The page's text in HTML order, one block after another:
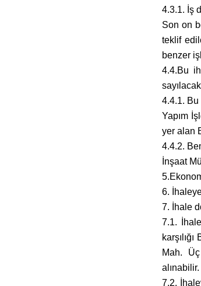
4.3.1. İş
Son on
teklif
benzer
4.4.Bu
4.4.1.
Yapım
yer alan
4.4.2.
İnşaat
6.
7. İhale
7.1.
Mah.
alınabilir.
7.2.